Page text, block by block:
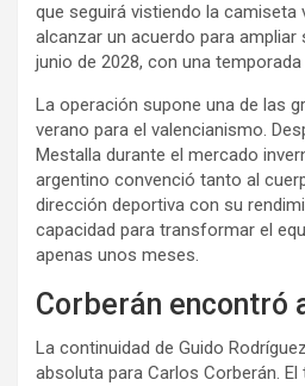
que seguirá vistiendo la camiseta
alcanzar un acuerdo para ampliar
junio de 2028, con una
La operación supone una de las
verano para el valencianismo.
Mestalla durante el mercado
argentino convenció tanto al
dirección deportiva con su
capacidad para transformar el
apenas unos meses.
Corberán encontró
La continuidad de Guido
absoluta para Carlos Corberán.